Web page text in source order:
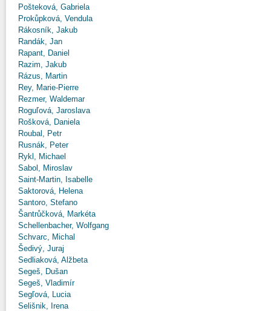
Pošteková, Gabriela
Prokůpková, Vendula
Rákosník, Jakub
Randák, Jan
Rapant, Daniel
Razim, Jakub
Rázus, Martin
Rey, Marie-Pierre
Rezmer, Waldemar
Roguľová, Jaroslava
Rošková, Daniela
Roubal, Petr
Rusnák, Peter
Rykl, Michael
Sabol, Miroslav
Saint-Martin, Isabelle
Saktorová, Helena
Santoro, Stefano
Šantrůčková, Markéta
Schellenbacher, Wolfgang
Schvarc, Michal
Šedivý, Juraj
Sedliaková, Alžbeta
Segeš, Dušan
Segeš, Vladimír
Segľová, Lucia
Selišnik, Irena